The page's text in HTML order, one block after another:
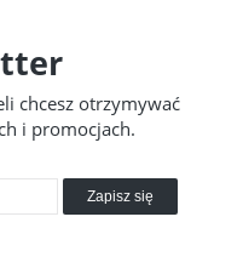
chcesz otrzymywać
i promocjach.
Zapisz się